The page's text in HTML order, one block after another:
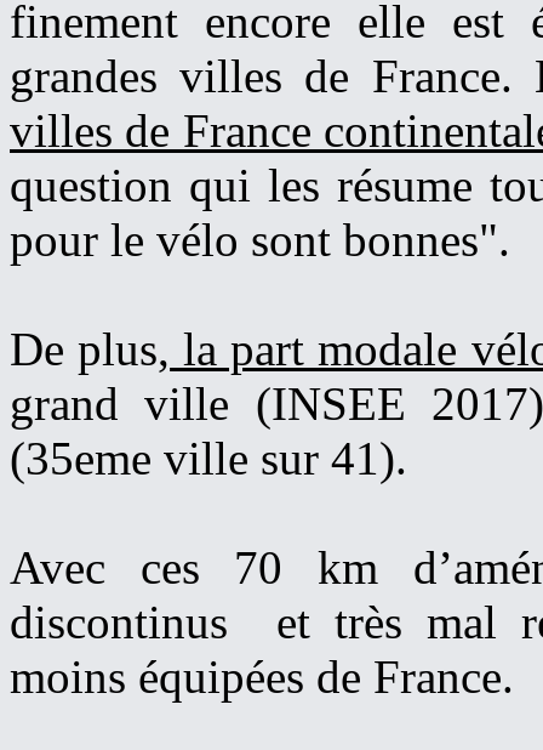
finement encore elle est
grandes villes de
villes de France
question qui les résume
pour le vélo sont bonnes".
De plus, la part modale
grand ville (INSEE
(35eme ville sur 41).
Avec ces 70 km
discontinus et très mal
moins équipées de France.